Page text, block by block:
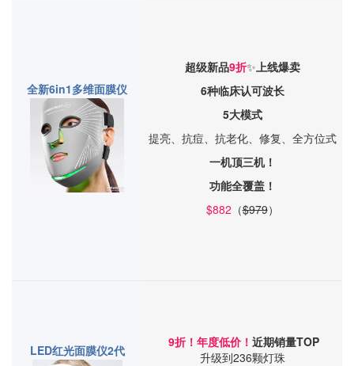
全新6in1多维面膜仪
超级新品9折✨上线爆卖
6种临床认可波长
5大模式
提亮、抗痘、抗老化、修复、全方位式
一机顶三机！
功能全覆盖！
$882 （$979）
LED红光面膜仪2代
9折 ！年度低价！ 近期销量TOP
升级到236颗灯珠